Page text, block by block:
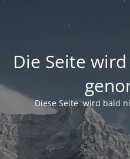
Die Seite
Diese Seite wird bald